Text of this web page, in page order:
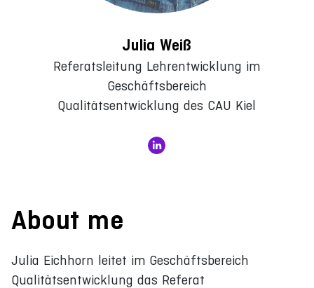
Julia Weiß
Referatsleitung Lehrentwicklung im
Geschäftsbereich
Qualitätsentwicklung des CAU Kiel
About me
Julia Eichhorn leitet im Geschäftsbereich
Qualitätsentwicklung das Referat